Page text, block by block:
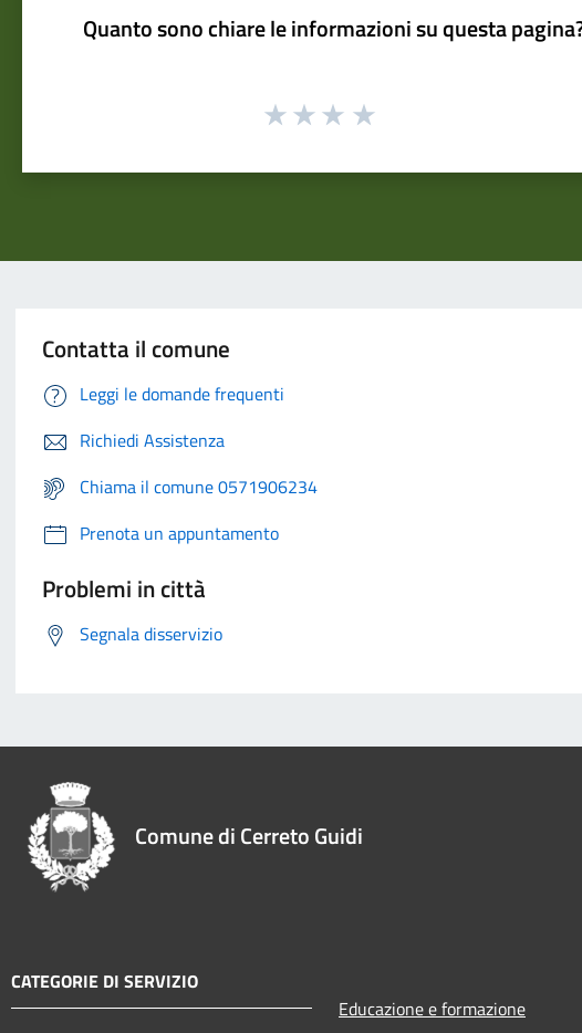
Quanto sono chiare le informazioni su questa
Contatta il comune
Leggi le domande frequenti
Richiedi Assistenza
Chiama il comune 0571906234
Prenota un appuntamento
Problemi in città
Segnala disservizio
Comune di Cerreto Guidi
CATEGORIE DI SERVIZIO
Educazione e formazione